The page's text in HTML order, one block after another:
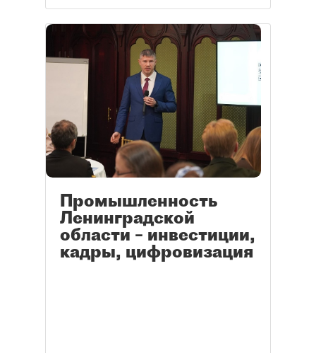
Промышленность
Ленинградской
области – инвестиции,
кадры, цифровизация